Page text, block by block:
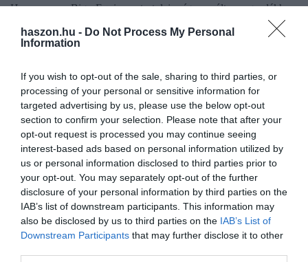
haszon.hu - Do Not Process My Personal
Information
If you wish to opt-out of the sale, sharing to third parties, or
processing of your personal or sensitive information for
targeted advertising by us, please use the below opt-out
section to confirm your selection. Please note that after your
opt-out request is processed you may continue seeing
interest-based ads based on personal information utilized by
us or personal information disclosed to third parties prior to
your opt-out. You may separately opt-out of the further
disclosure of your personal information by third parties on the
IAB’s list of downstream participants. This information may
also be disclosed by us to third parties on the IAB’s List of
Downstream Participants that may further disclose it to other
Harmon, a Big Equipment tulaja így szólt a gazdákhoz:
„Korlátozás nélkül, teljesen uralni fogod ezt a traktort. Saját
szerelőd vagy magad is javíthatod, és átadhatod a gyerekeidnek,
traktor legnagyobb amerika